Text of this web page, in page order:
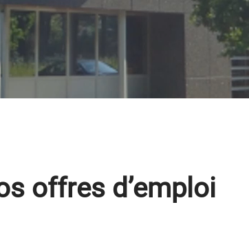
organisation professionnelle et
secteur.
incarnent chaque jour les valeurs
nos clients — tant sur le terrain
offres d’emploi